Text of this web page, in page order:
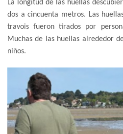
La longitud de las huellas
dos a cincuenta metros. Las
travois fueron tirados por
Muchas de las huellas alrededor
niños.